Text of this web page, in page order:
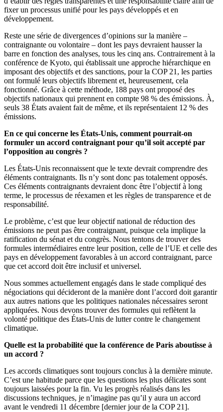
fixer un processus unifié pour les pays développés et en
développement.
Reste une série de divergences d’opinions sur la manière –
contraignante ou volontaire – dont les pays devraient hausser la
barre en fonction des analyses, tous les cinq ans. Contrairement à la
conférence de Kyoto, qui établissait une approche hiérarchique en
imposant des objectifs et des sanctions, pour la COP 21, les parties
ont formulé leurs objectifs librement et, heureusement, cela
fonctionné. Grâce à cette méthode, 188 pays ont proposé des
objectifs nationaux qui prennent en compte 98 % des émissions. À,
seuls 38 États avaient fait de même, et ils représentaient 12 % des
émissions.
En ce qui concerne les États-Unis, comment pourrait-on
formuler un accord contraignant pour qu’il soit accepté par
l’opposition au congrès ?
Les États-Unis reconnaissent que le texte devrait comprendre des
éléments contraignants. Ils n’y sont donc pas totalement opposés.
Ces éléments contraignants devraient donc être l’objectif à long
terme, le processus de réexamen et les règles de transparence et de
responsabilité.
Le problème, c’est que leur objectif national de réduction des
émissions ne peut pas être contraignant, puisque cela implique la
ratification du sénat et du congrès. Nous tentons de trouver des
formules intermédiaires entre leur position, celle de l’UE et celle des
pays en développement favorables à un accord contraignant, parce
que cet accord doit être inclusif et universel.
Nous sommes actuellement engagés dans le stade compliqué des
négociations qui décideront de la manière dont l’accord doit garantir
aux autres nations que les politiques nationales nécessaires seront
appliquées. Nous devons trouver des formules qui reflètent la
volonté politique des États-Unis de lutter contre le changement
climatique.
Quelle est la probabilité que la conférence de Paris aboutisse à
un accord ?
Les accords climatiques sont toujours conclus à la dernière minute.
C’est une habitude parce que les questions les plus délicates sont
toujours laissées pour la fin. Vu les progrès réalisés dans les
discussions techniques, je n’imagine pas qu’il y aura un accord
avant le vendredi 11 décembre [dernier jour de la COP 21].